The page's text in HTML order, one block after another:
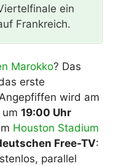
ein
Frankreich.
Marokko? Das
erste
wird am
um 19:00 Uhr
Houston Stadium
Free-TV:
parallel